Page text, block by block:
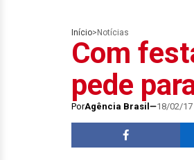
Início> Notícias
Com
pede
PorAgência Brasil 18/02/17